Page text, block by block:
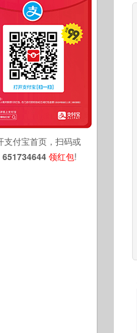
支付宝首页，扫码或
651734644 领红包!